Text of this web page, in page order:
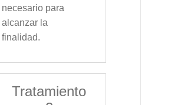
necesario para
alcanzar la
finalidad.
Tratamiento